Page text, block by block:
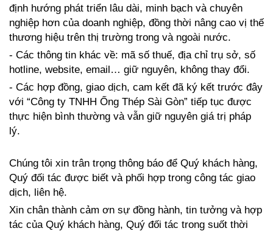
định hướng phát triển lâu dài, minh bạch và chuyên
nghiệp hơn của doanh nghiệp, đồng thời nâng cao vị thế
thương hiệu trên thị trường trong và ngoài nước.
- Các thông tin khác về: mã số thuế, địa chỉ trụ sở, số
hotline, website, email… giữ nguyên, không thay đổi.
- Các hợp đồng, giao dịch, cam kết đã ký kết trước đây
với “Công ty TNHH Ống Thép Sài Gòn” tiếp tục được
thực hiện bình thường và vẫn giữ nguyên giá trị pháp
lý.
Chúng tôi xin trân trọng thông báo để Quý khách hàng,
Quý đối tác được biết và phối hợp trong công tác giao
dịch, liên hệ.
Xin chân thành cảm ơn sự đồng hành, tin tưởng và hợp
tác của Quý khách hàng, Quý đối tác trong suốt thời